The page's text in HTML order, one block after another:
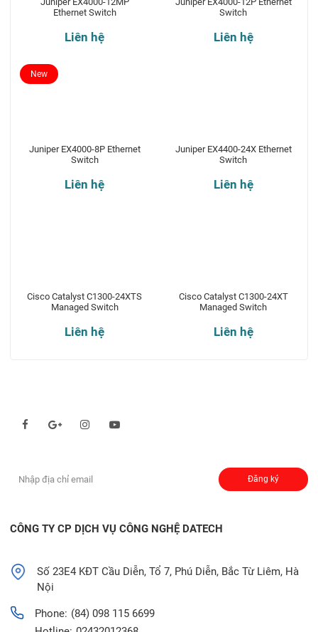
Ethernet Switch
Liên hệ
Switch
Liên hệ
Juniper EX4000-8P Ethernet
Switch
Liên hệ
New
Juniper EX4400-24X Ethernet
Switch
Liên hệ
Cisco Catalyst C1300-24XTS
Managed Switch
Liên hệ
Cisco Catalyst C1300-24XT
Managed Switch
Liên hệ
Đăng ký
CÔNG TY CP DỊCH VỤ CÔNG NGHỆ DATECH
Số 23E4 KĐT Cầu Diễn, Tổ 7, Phú Diễn, Bắc Từ Liêm, Hà
Nội
Phone: (84) 098 115 6699